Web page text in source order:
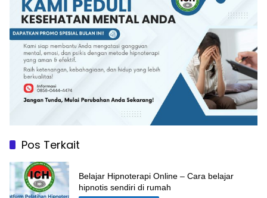
Pos Terkait
Belajar Hipnoterapi Online – Cara belajar
hipnotis sendiri di rumah